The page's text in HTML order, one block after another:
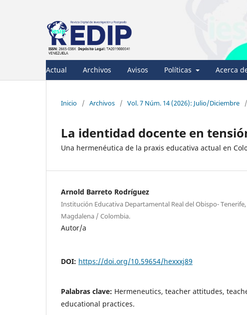
Actual Archivos Avisos Políticas Acerca
Inicio / Archivos / Vol. 7 Núm. 14 (2026): Julio/Diciembre /
La identidad docente en
Una hermenéutica de la praxis educativa actual en
Arnold Barreto Rodríguez
Institución Educativa Departamental Real del Obispo-
Magdalena / Colombia.
Autor/a
DOI: https://doi.org/10.59654/hexxxj89
Palabras clave: Hermeneutics, teacher attitudes,
educational practices.